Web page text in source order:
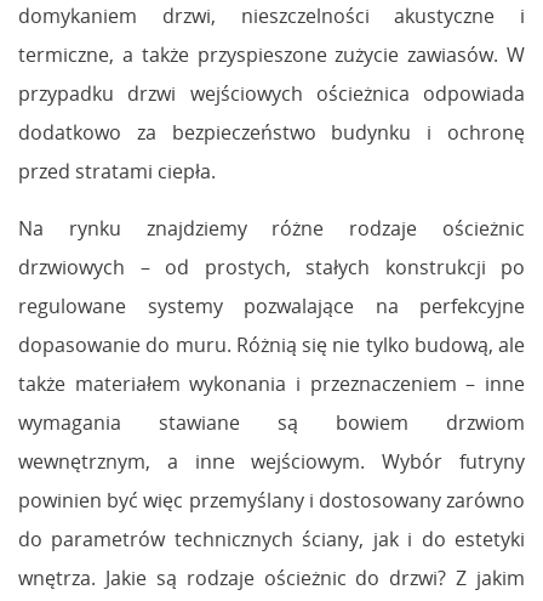
domykaniem drzwi, nieszczelności akustyczne i
termiczne, a także przyspieszone zużycie zawiasów. W
przypadku drzwi wejściowych ościeżnica odpowiada
dodatkowo za bezpieczeństwo budynku i ochronę
przed stratami ciepła.
Na rynku znajdziemy różne rodzaje ościeżnic
drzwiowych – od prostych, stałych konstrukcji po
regulowane systemy pozwalające na perfekcyjne
dopasowanie do muru. Różnią się nie tylko budową, ale
także materiałem wykonania i przeznaczeniem – inne
wymagania stawiane są bowiem drzwiom
wewnętrznym, a inne wejściowym. Wybór futryny
powinien być więc przemyślany i dostosowany zarówno
do parametrów technicznych ściany, jak i do estetyki
wnętrza. Jakie są rodzaje ościeżnic do drzwi? Z jakim